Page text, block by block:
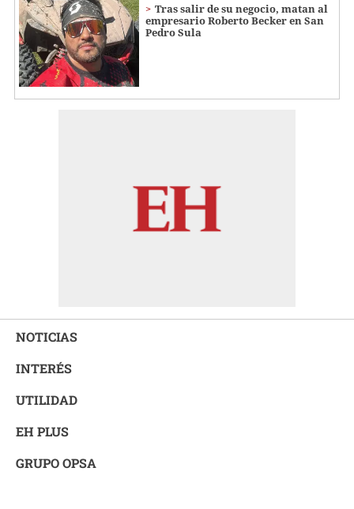
Tras salir de su negocio, matan al
empresario Roberto Becker en San
Pedro Sula
NOTICIAS
INTERÉS
UTILIDAD
EH PLUS
GRUPO OPSA